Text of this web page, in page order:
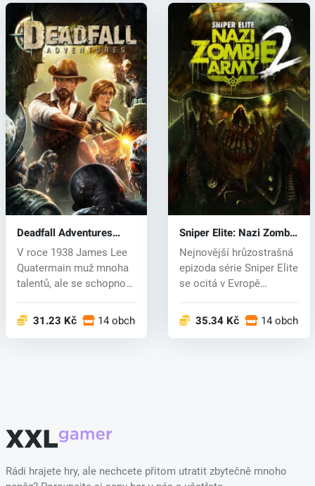
Deadfall Adventures
(PC) CD key
V roce 1938 James Lee
Quatermain muž mnoha
talentů, ale se schopnost
31.23 Kč 14 obchodech
Sniper Elite: Nazi Zombie
Army 2 (PC) CD key
Nejnovější hrůzostrašná
epizoda série Sniper Elite
se ocitá v Evropě
35.34 Kč 14
Rádi hrajete hry, ale nechcete přitom utratit zbytečně mnoho